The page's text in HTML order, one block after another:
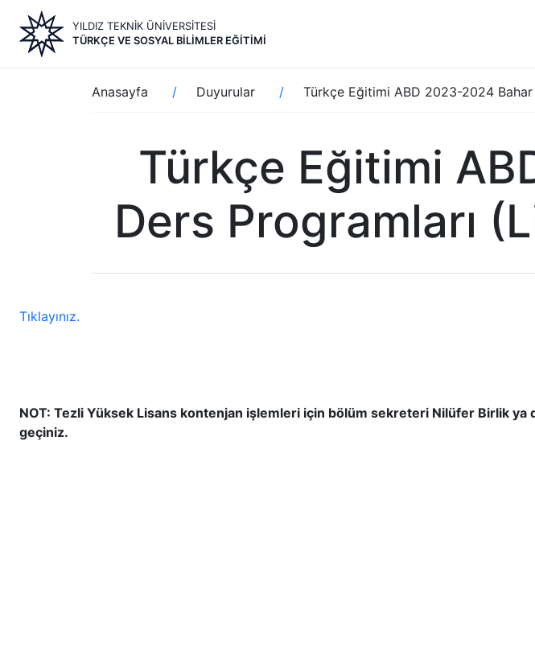
içeriğe
YILDIZ TEKNİK ÜNİVERSİTESİ
TÜRKÇE VE SOSYAL BILIMLER EĞITIMI
Sayfa
yolu
Anasayfa Duyurular Türkçe Eğitimi ABD 2023-2024
Türkçe Eğitimi
Ders Programları
Tıklayınız.
NOT: Tezli Yüksek Lisans kontenjan işlemleri için bölüm sekreteri Nilüfer Birlik ya
geçiniz.